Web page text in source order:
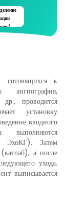
к
проводится
установку
вводного
выполняются
ЭхоКГ). Затем
а после
ухода.
выписывается